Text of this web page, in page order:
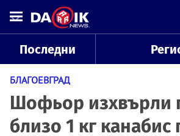
Последни
БЛАГОЕВГРАД
Шофьор изхвърли
близо 1 кг канабис